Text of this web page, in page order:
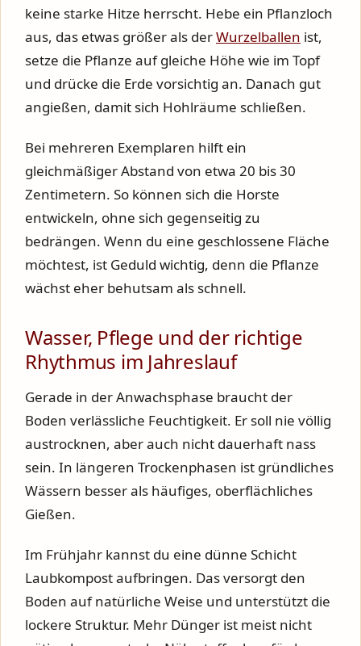
keine starke Hitze herrscht. Hebe ein Pflanzloch
aus, das etwas größer als derWurzelballen ist,
setze die Pflanze auf gleiche Höhe wie im Topf
und drücke die Erde vorsichtig an. Danach gut
angießen, damit sich Hohlräume schließen.
Bei mehreren Exemplaren hilft ein
gleichmäßiger Abstand von etwa 20 bis 30
Zentimetern. So können sich die Horste
entwickeln, ohne sich gegenseitig zu
bedrängen. Wenn du eine geschlossene Fläche
möchtest, ist Geduld wichtig, denn die Pflanze
wächst eher behutsam als schnell.
Wasser, Pflege und der richtige
Rhythmus im Jahreslauf
Gerade in der Anwachsphase braucht der
Boden verlässliche Feuchtigkeit. Er soll nie völlig
austrocknen, aber auch nicht dauerhaft nass
sein. In längeren Trockenphasen ist gründliches
Wässern besser als häufiges, oberflächliches
Gießen.
Im Frühjahr kannst du eine dünne Schicht
Laubkompost aufbringen. Das versorgt den
Boden auf natürliche Weise und unterstützt die
lockere Struktur. Mehr Dünger ist meist nicht